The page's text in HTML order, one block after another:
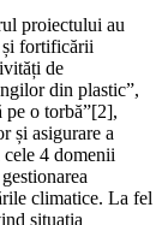
proiectului au
și fortificării
de
din plastic”,
pe o torbă”[2],
și asigurare a
4 domenii
climatice. La fel
situația